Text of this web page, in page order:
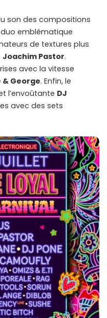
son des compositions
emblématique
de textures plus
Joachim Pastor.
avec la vitesse
& George. Enfin, le
l’envoûtante DJ
avec des sets